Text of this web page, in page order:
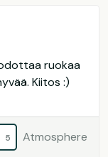
ruokaa
Kiitos :)
5 Atmosphere